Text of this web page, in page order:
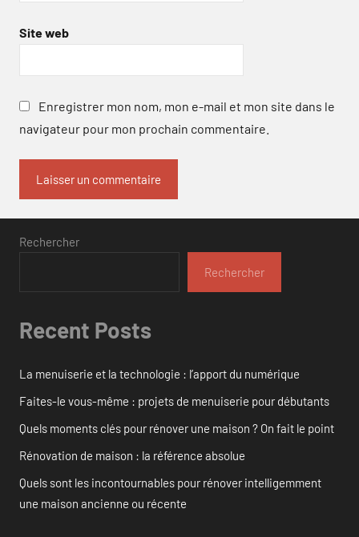
Site web
Enregistrer mon nom, mon e-mail et mon site dans le
navigateur pour mon prochain commentaire.
Rechercher
Rechercher
Recent Posts
La menuiserie et la technologie : l’apport du numérique
Faites-le vous-même : projets de menuiserie pour débutants
Quels moments clés pour rénover une maison ? On fait le point
Rénovation de maison : la référence absolue
Quels sont les incontournables pour rénover intelligemment
une maison ancienne ou récente